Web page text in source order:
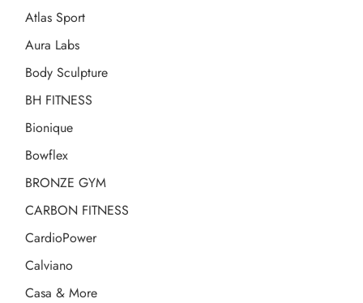
Atlas Sport
Aura Labs
Body Sculpture
BH FITNESS
Bionique
Bowflex
BRONZE GYM
CARBON FITNESS
CardioPower
Calviano
Casa & More